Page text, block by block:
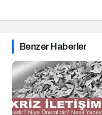
Benzer Haberler